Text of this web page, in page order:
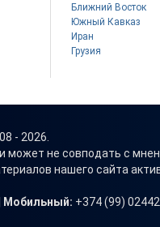
Ближний Восток
Южный Кавказ
Иран
Грузия
- 2026.
может не совподать с
нашего сайта
Мобильный: +374 (99)